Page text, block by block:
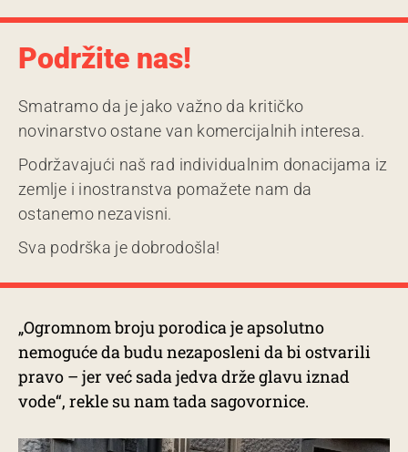
Podržite nas!
Smatramo da je jako važno da kritičko
novinarstvo ostane van komercijalnih interesa.
Podržavajući naš rad individualnim donacijama iz
zemlje i inostranstva pomažete nam da
ostanemo nezavisni.
Sva podrška je dobrodošla!
„Ogromnom broju porodica je apsolutno
nemoguće da budu nezaposleni da bi ostvarili
pravo – jer već sada jedva drže glavu iznad
vode“, rekle su nam tada sagovornice.